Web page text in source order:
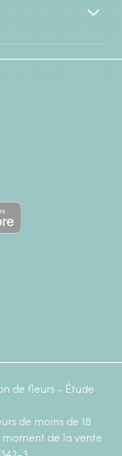
de fleurs - Étude
de moins de 18
de la vente